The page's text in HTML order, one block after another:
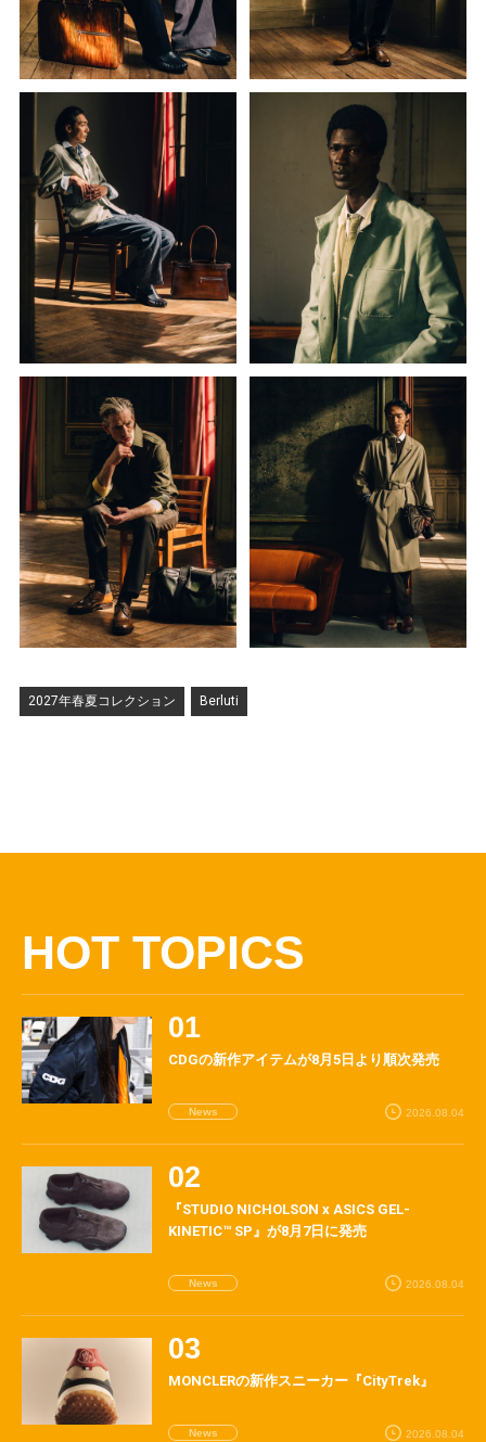
2027年春夏コレクション Berluti
HOT TOPICS
CDGの新作アイテムが8月5日より順次発売
News 2026.08.04
『STUDIO NICHOLSON x ASICS GEL-
KINETIC™ SP』が8月7日に発売
News 2026.08.04
MONCLERの新作スニーカー『CityTrek』
News 2026.08.04